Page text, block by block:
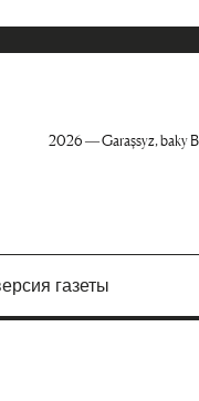
2026 — Garaşsyz, baky
газеты